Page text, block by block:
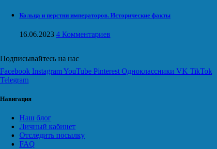
Кольца и перстни императоров. Исторические факты
16.06.2023 4 Комментариев
Подписывайтесь на нас
Facebook InstagramYouTube Pinterest Одноклассники VK TikTok
Telegram
Навигация
Наш блог
Личный кабинет
Отследить посылку
FAQ